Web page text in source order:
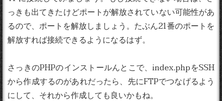
っきも出てきたけどポートが解放されていない可能性があ
るので、ポートを解放しましょう。たぶん21番のポートを
解放すれば接続できるようになるはず。
さっきのPHPのインストールんとこで、index.phpをSSH
から作成するのがあれだったら、先にFTPでつなげるよう
にして、それから作成しても良いかもね。